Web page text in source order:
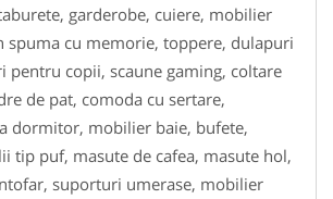
garderobe, cuiere, mobilier
spuma cu memorie, toppere, dulapuri
pentru copii, scaune gaming, coltare
de pat, comoda cu sertare,
dormitor, mobilier baie, bufete,
tip puf, masute de cafea, masute hol,
suporturi umerase, mobilier